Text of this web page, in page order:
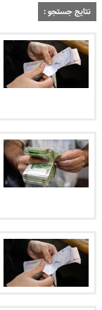
نتایج جستجو :